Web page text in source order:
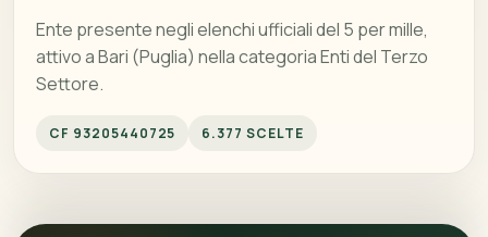
Ente presente negli elenchi ufficiali del 5 per mille,
attivo a Bari (Puglia) nella categoria Enti del Terzo
Settore.
CF 93205440725 6.377 SCELTE